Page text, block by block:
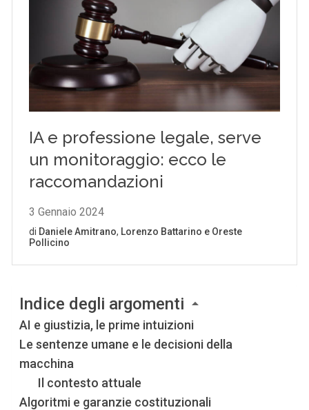
Indice degli argomenti
AI e giustizia, le prime intuizioni
Le sentenze umane e le decisioni della
macchina
Il contesto attuale
Algoritmi e garanzie costituzionali